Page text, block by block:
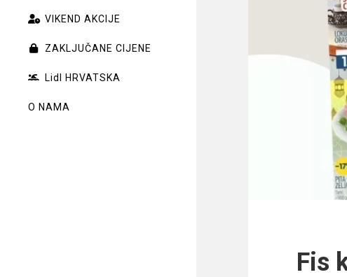
VIKEND AKCIJE
ZAKLJUČANE CIJENE
Lidl HRVATSKA
O NAMA
Fis